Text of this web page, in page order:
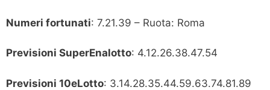
Numeri fortunati: 7.21.39 – Ruota: Roma
Previsioni SuperEnalotto: 4.12.26.38.47.54
Previsioni 10eLotto: 3.14.28.35.44.59.63.74.81.89